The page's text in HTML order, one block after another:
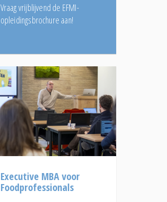
Vraag vrijblijvend de EFMI-
opleidingsbrochure aan!
Executive MBA voor
Foodprofessionals